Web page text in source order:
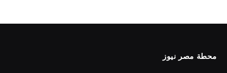
محطة مصر نيوز